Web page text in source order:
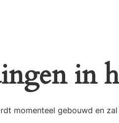
in
momenteel gebouwd en